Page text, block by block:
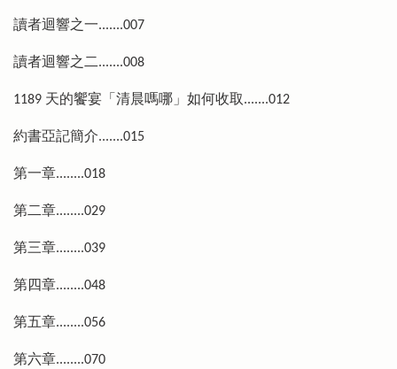
讀者迴響之一.......007
讀者迴響之二.......008
1189 天的饗宴「清晨嗎哪」如何收取.......012
約書亞記簡介.......015
第一章........018
第二章........029
第三章........039
第四章........048
第五章........056
第六章........070